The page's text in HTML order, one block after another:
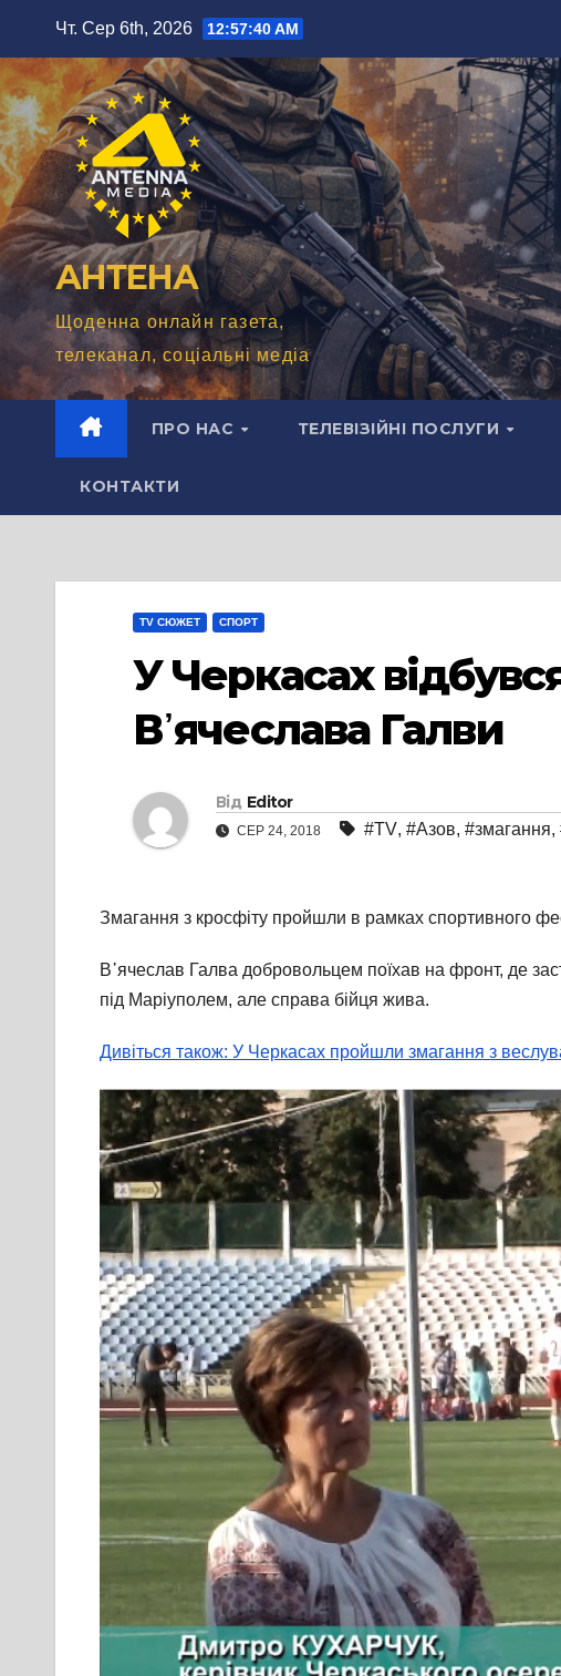
вмісту
Чт. Сер 6th, 2026 12:57:41 AM
АНТЕНА
Щоденна онлайн газета,
телеканал, соціальні медіа
ПРО НАС ТЕЛЕВІЗІЙНІ ПОСЛУГИ
КОНТАКТИ
TV СЮЖЕТ СПОРТ
У Черкасах
В᾽ячеслава Галви
Від Editor
СЕР 24, 2018 #TV, #Азов, #змагання,
Змагання з кросфіту пройшли в рамках спортивного
В᾽ячеслав Галва добровольцем поїхав на фронт, де
під Маріуполем, але справа бійця жива.
Дивіться також: У Черкасах пройшли змагання з